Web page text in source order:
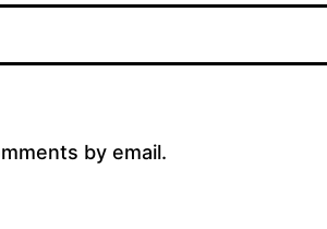
by email.